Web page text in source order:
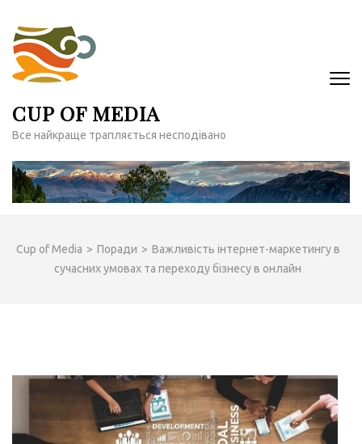
вмісту
(натисніть
Enter)
CUP OF MEDIA
Все найкраще трапляється несподівано
Cup of Media > Поради > Важливість інтернет-маркетингу в
сучасних умовах та переходу бізнесу в онлайн